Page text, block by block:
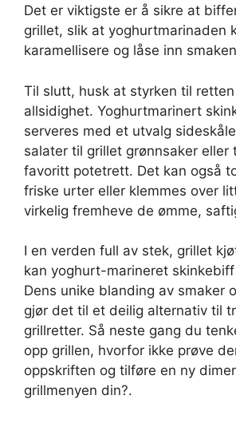
Det er viktigste er å sikre at
grillet, slik at yoghurtmarinaden
karamellisere og låse inn
Til slutt, husk at styrken til
allsidighet. Yoghurtmarinert
serveres med et utvalg
salater til grillet grønnsaker eller
favoritt potetrett. Det kan også
friske urter eller klemmes over
virkelig fremheve de ømme,
I en verden full av stek, grillet
kan yoghurt-marineret
Dens unike blanding av smaker
gjør det til et deilig alternativ til
grillretter. Så neste gang du
opp grillen, hvorfor ikke prøve
oppskriften og tilføre en ny
grillmenyen din?.